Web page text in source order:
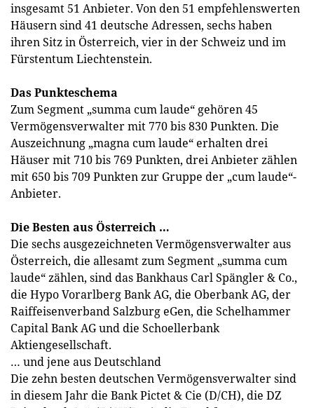
insgesamt 51 Anbieter. Von den 51 empfehlenswerten
Häusern sind 41 deutsche Adressen, sechs haben
ihren Sitz in Österreich, vier in der Schweiz und im
Fürstentum Liechtenstein.
Das Punkteschema
Zum Segment „summa cum laude“ gehören 45
Vermögensverwalter mit 770 bis 830 Punkten. Die
Auszeichnung „magna cum laude“ erhalten drei
Häuser mit 710 bis 769 Punkten, drei Anbieter zählen
mit 650 bis 709 Punkten zur Gruppe der „cum laude“-
Anbieter.
Die Besten aus Österreich …
Die sechs ausgezeichneten Vermögensverwalter aus
Österreich, die allesamt zum Segment „summa cum
laude“ zählen, sind das Bankhaus Carl Spängler & Co.,
die Hypo Vorarlberg Bank AG, die Oberbank AG, der
Raiffeisenverband Salzburg eGen, die Schelhammer
Capital Bank AG und die Schoellerbank
Aktiengesellschaft.
… und jene aus Deutschland
Die zehn besten deutschen Vermögensverwalter sind
in diesem Jahr die Bank Pictet & Cie (D/CH), die DZ